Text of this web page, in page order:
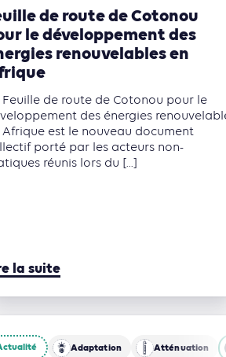
de route de Cotonou
le développement des
renouvelables en
Feuille de route de Cotonou pour le
des énergies
Afrique est le nouveau document
porté par les acteurs non-
réunis lors du [...]
la suite
Adaptation Atténuation